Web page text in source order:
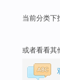
当前分类下
或者看看其